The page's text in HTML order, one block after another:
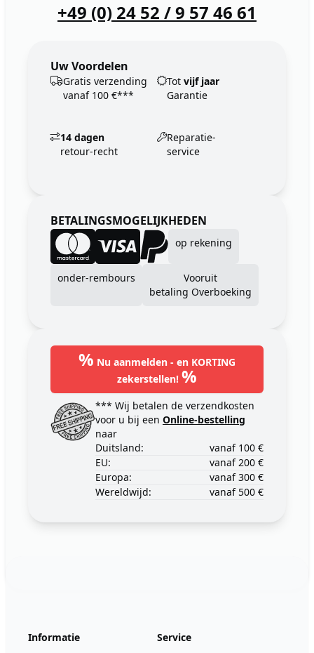
+49 (0) 24 52 / 9 57 46 61
Uw Voordelen
Gratis verzending
vanaf 100 €***
Tot vijf jaar
Garantie
14 dagen
retour-recht
Reparatie-
service
BETALINGSMOGELIJKHEDEN
op rekening
onder-rembours
Vooruit
betaling Overboeking
% Nu aanmelden - en KORTING
zekerstellen! %
*** Wij betalen de verzendkosten
voor u bij een Online-bestelling
naar
Duitsland:
vanaf 100 €
EU:
vanaf 200 €
Europa:
vanaf 300 €
Wereldwijd:
vanaf 500 €
Informatie
Service